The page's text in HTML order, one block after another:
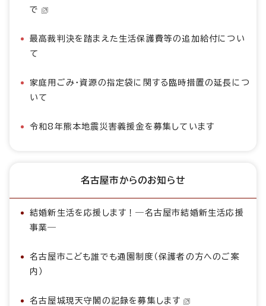
で
最高裁判決を踏まえた生活保護費等の追加給付につい
て
家庭用ごみ・資源の指定袋に関する臨時措置の延長につ
いて
令和8年熊本地震災害義援金を募集しています
名古屋市からのお知らせ
結婚新生活を応援します！―名古屋市結婚新生活応援
事業―
名古屋市こども誰でも通園制度（保護者の方へのご案
内）
名古屋城現天守閣の記録を募集します